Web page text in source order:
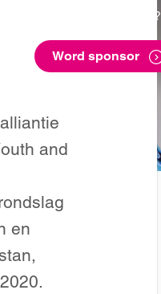
Vragen?
Word sponsor
and
en